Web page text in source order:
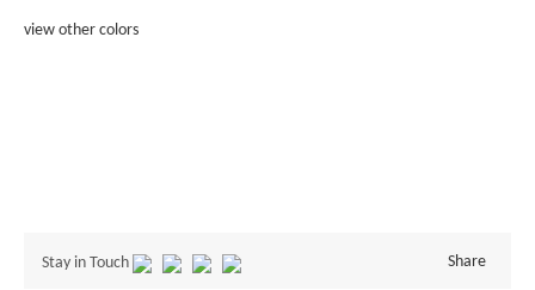
view other colors
Stay in Touch Share